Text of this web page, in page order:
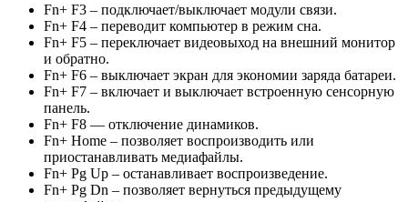
Fn+ F3 – подключает/выключает модули связи.
Fn+ F4 – переводит компьютер в режим сна.
Fn+ F5 – переключает видеовыход на внешний монитор
и обратно.
Fn+ F6 – выключает экран для экономии заряда батареи.
Fn+ F7 – включает и выключает встроенную сенсорную
панель.
Fn+ F8 — отключение динамиков.
Fn+ Home – позволяет воспроизводить или
приостанавливать медиафайлы.
Fn+ Pg Up – останавливает воспроизведение.
Fn+ Pg Dn – позволяет вернуться предыдущему